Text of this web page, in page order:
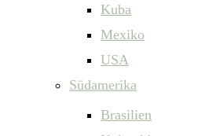
Kuba
Mexiko
USA
Südamerika
Brasilien